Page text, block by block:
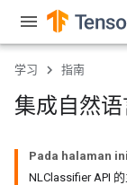
学习 指南
集成自然
Pada halaman ini
NLClassifier API